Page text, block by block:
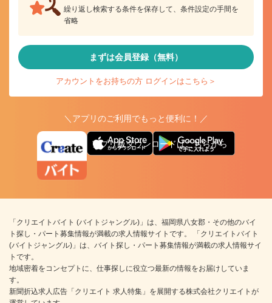
繰り返し検索する条件を保存して、条件設定の手間を
省略
まずは会員登録（無料）
アカウントをお持ちの方 ログインはこちら＞
＼アプリのご利用でもっと便利に！／
アプリ版ダウンロードはこちらから
「クリエイトバイト (バイトジャングル)」は、福岡県八女郡・その他のバイ
ト探し・パート募集情報が満載の求人情報サイトです。 「クリエイトバイト
(バイトジャングル)」は、バイト探し・パート募集情報が満載の求人情報サイ
トです。
地域密着をコンセプトに、仕事探しに役立つ最新の情報をお届けしていま
す。
新聞折込求人広告「クリエイト 求人特集」を展開する株式会社クリエイトが